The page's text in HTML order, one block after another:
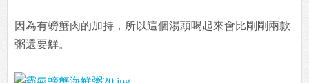
因為有螃蟹肉的加持，所以這個湯頭喝起來會比剛剛兩款
粥還要鮮。